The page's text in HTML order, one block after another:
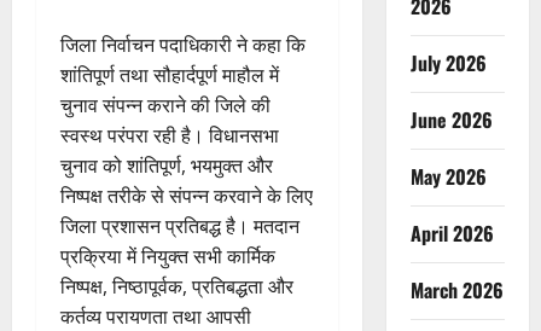
जिला निर्वाचन पदाधिकारी ने कहा कि
शांतिपूर्ण तथा सौहार्दपूर्ण माहौल में
चुनाव संपन्न कराने की जिले की
स्वस्थ परंपरा रही है। विधानसभा
चुनाव को शांतिपूर्ण, भयमुक्त और
निष्पक्ष तरीके से संपन्न करवाने के लिए
जिला प्रशासन प्रतिबद्ध है। मतदान
प्रक्रिया में नियुक्त सभी कार्मिक
निष्पक्ष, निष्ठापूर्वक, प्रतिबद्धता और
कर्तव्य परायणता तथा आपसी
2026
July 2026
June 2026
May 2026
April 2026
March 2026